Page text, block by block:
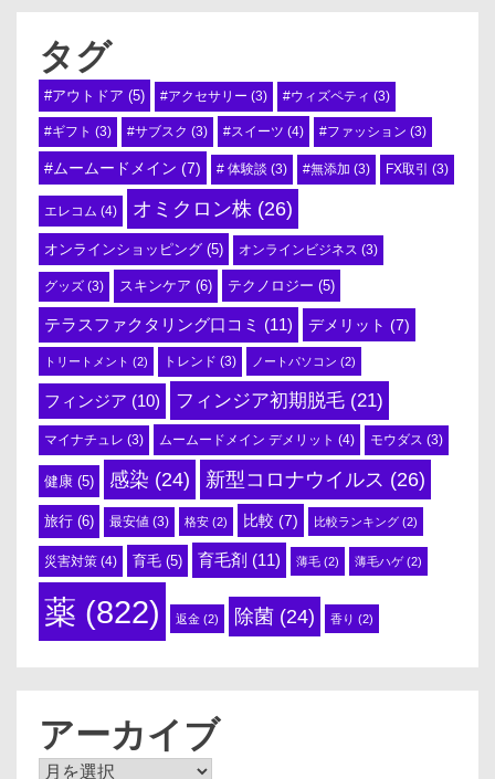
タグ
#アウトドア (5) #アクセサリー (3) #ウィズペティ (3)
#ギフト (3) #サブスク (3) #スイーツ (4) #ファッション (3)
#ムームードメイン (7) # 体験談 (3) #無添加 (3) FX取引 (3)
エレコム (4) オミクロン株 (26)
オンラインショッピング (5) オンラインビジネス (3)
グッズ (3) スキンケア (6) テクノロジー (5)
テラスファクタリング口コミ (11) デメリット (7)
トリートメント (2) トレンド (3) ノートパソコン (2)
フィンジア (10) フィンジア初期脱毛 (21)
マイナチュレ (3) ムームードメイン デメリット (4) モウダス (3)
健康 (5) 感染 (24) 新型コロナウイルス (26)
旅行 (6) 最安値 (3) 格安 (2) 比較 (7) 比較ランキング (2)
災害対策 (4) 育毛 (5) 育毛剤 (11) 薄毛 (2) 薄毛ハゲ(2)
薬 (822) 返金 (2) 除菌 (24) 香り (2)
アーカイブ
ア